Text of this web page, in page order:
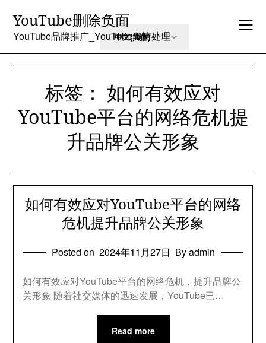
content
YouTube删除负面
YouTube品牌推广_YouTube舆情处理
标签： 如何有效应对
YouTube平台的网络危机提
升品牌公关形象
如何有效应对YouTube平台的网络
危机提升品牌公关形象
Posted on 2024年11月27日 By admin
如何有效应对YouTube平台的网络危机，提升品牌公
关形象 随着社交媒体的迅速发展，YouTube已…
Read more